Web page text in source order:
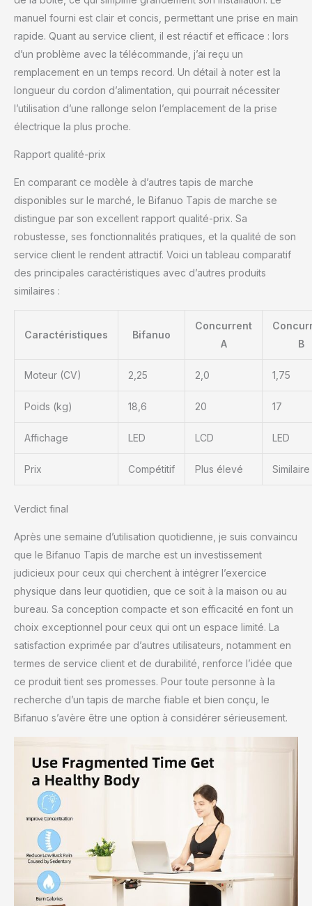
manuel fourni est clair et concis, permettant une prise en main
rapide. Quant au service client, il est réactif et efficace : lors
d’un problème avec la télécommande, j’ai reçu un
remplacement en un temps record. Un détail à noter est la
longueur du cordon d’alimentation, qui pourrait nécessiter
l’utilisation d’une rallonge selon l’emplacement de la prise
électrique la plus proche.
Rapport qualité-prix
En comparant ce modèle à d’autres tapis de marche
disponibles sur le marché, le Bifanuo Tapis de marche se
distingue par son excellent rapport qualité-prix. Sa
robustesse, ses fonctionnalités pratiques, et la qualité de son
service client le rendent attractif. Voici un tableau comparatif
des principales caractéristiques avec d’autres produits
similaires :
Caractéristiques Bifanuo
Concurrent
A
B
Moteur (CV) 2,25 2,0 1,75
Poids (kg) 18,6 20 17
Affichage LED LCD LED
Prix Compétitif Plus élevé Similaire
Verdict final
Après une semaine d’utilisation quotidienne, je suis convaincu
que le Bifanuo Tapis de marche est un investissement
judicieux pour ceux qui cherchent à intégrer l’exercice
physique dans leur quotidien, que ce soit à la maison ou au
bureau. Sa conception compacte et son efficacité en font un
choix exceptionnel pour ceux qui ont un espace limité. La
satisfaction exprimée par d’autres utilisateurs, notamment en
termes de service client et de durabilité, renforce l’idée que
ce produit tient ses promesses. Pour toute personne à la
recherche d’un tapis de marche fiable et bien conçu, le
Bifanuo s’avère être une option à considérer sérieusement.